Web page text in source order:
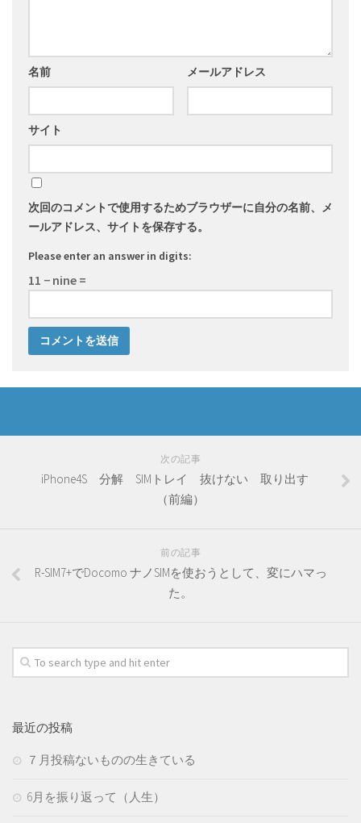
名前 メールアドレス
サイト
次回のコメントで使用するためブラウザーに自分の名前、メ
ールアドレス、サイトを保存する。
Please enter an answer in digits:
11 − nine =
次の記事
iPhone4S 分解 SIMトレイ 抜けない 取り出す
（前編）
前の記事
R-SIM7+でDocomo ナノSIMを使おうとして、変にハマっ
た。
最近の投稿
７月投稿ないものの生きている
6月を振り返って（人生）